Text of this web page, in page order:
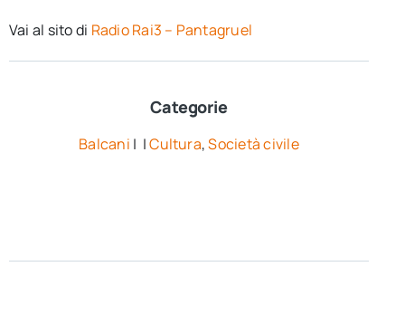
Vai al sito di Radio Rai3 – Pantagruel
Categorie
Balcani | |Cultura,Società civile